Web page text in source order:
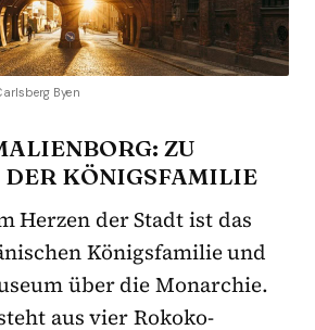
Byen
ZU
DER KÖNIGSFAMILIE
Herzen der Stadt ist das
Königsfamilie und
über die Monarchie.
aus vier Rokoko-